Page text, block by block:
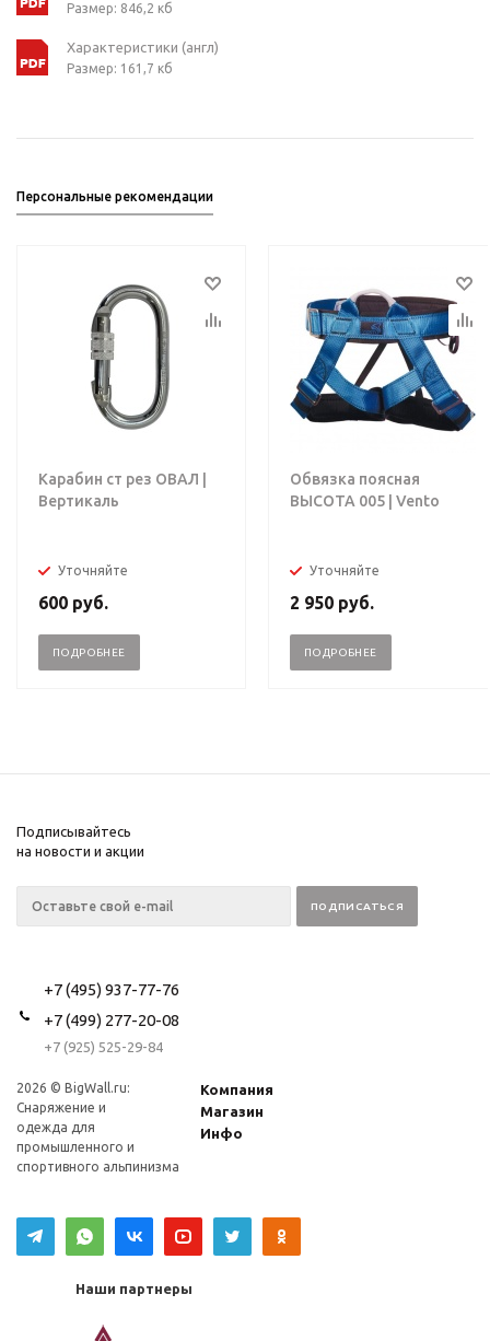
Размер: 846,2 кб
Характеристики (англ)
Размер: 161,7 кб
Персональные рекомендации
Карабин ст рез ОВАЛ |
Вертикаль
Уточняйте
600 руб.
ПОДРОБНЕЕ
Обвязка поясная
ВЫСОТА 005 | Vento
Уточняйте
2 950 руб.
ПОДРОБНЕЕ
Подписывайтесь
на новости и акции
+7 (495) 937-77-76
+7 (499) 277-20-08
+7 (925) 525-29-84
2026 © BigWall.ru:
Снаряжение и
одежда для
промышленного и
спортивного альпинизма
Компания
Магазин
Инфо
Наши партнеры